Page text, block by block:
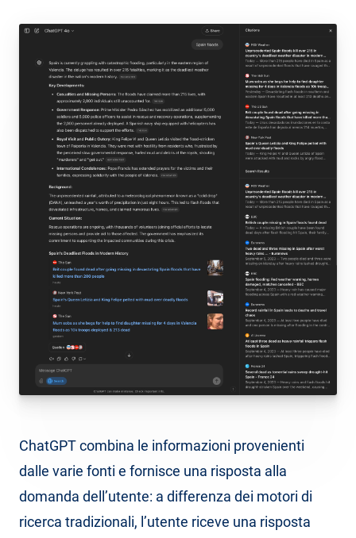
ChatGPT combina le informazioni provenienti
dalle varie fonti e fornisce una risposta alla
domanda dell’utente: a differenza dei motori di
ricerca tradizionali, l’utente riceve una risposta